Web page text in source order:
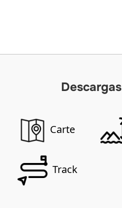
Descargas
Carte
Track